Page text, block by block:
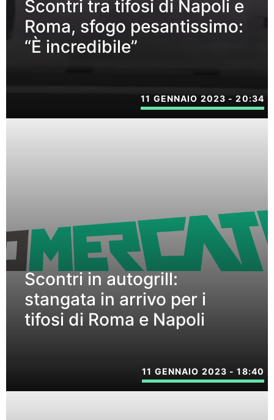
Scontri tra tifosi di Napoli e
Roma, sfogo pesantissimo:
“È incredibile”
11 GENNAIO 2023 - 20:34
Scontri in autogrill:
stangata in arrivo per i
tifosi di Roma e Napoli
11 GENNAIO 2023 - 18:40